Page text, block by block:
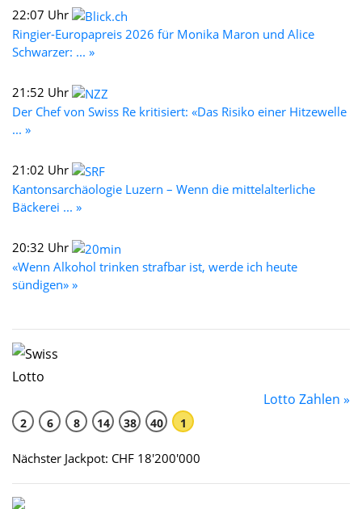
22:07 Uhr
Ringier-Europapreis 2026 für Monika Maron und Alice
Schwarzer: ... »
21:52 Uhr
Der Chef von Swiss Re kritisiert: «Das Risiko einer Hitzewelle
... »
21:02 Uhr
Kantonsarchäologie Luzern – Wenn die mittelalterliche
Bäckerei ... »
20:32 Uhr
«Wenn Alkohol trinken strafbar ist, werde ich heute
sündigen» »
Lotto Zahlen »
2 6 8 14 38 40 1
Nächster Jackpot: CHF 18'200'000